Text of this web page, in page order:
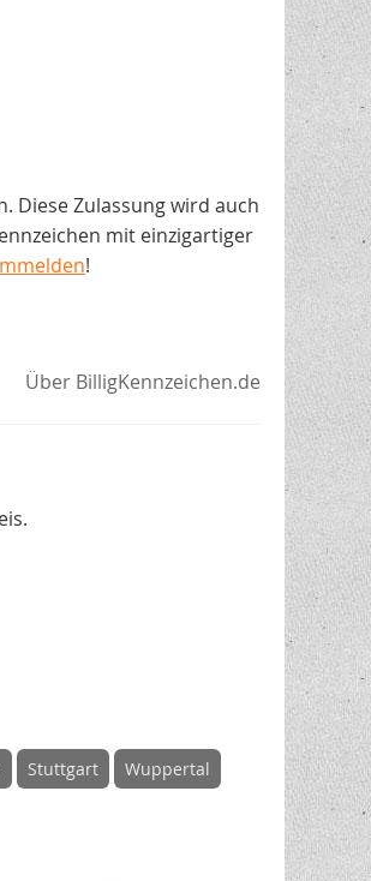
Diese Zulassung wird auch
mit einzigartiger
!
Über BilligKennzeichen.de
Stuttgart Wuppertal